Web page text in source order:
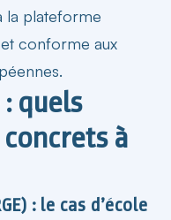
la plateforme
conforme aux
quels
à
: le cas d’école